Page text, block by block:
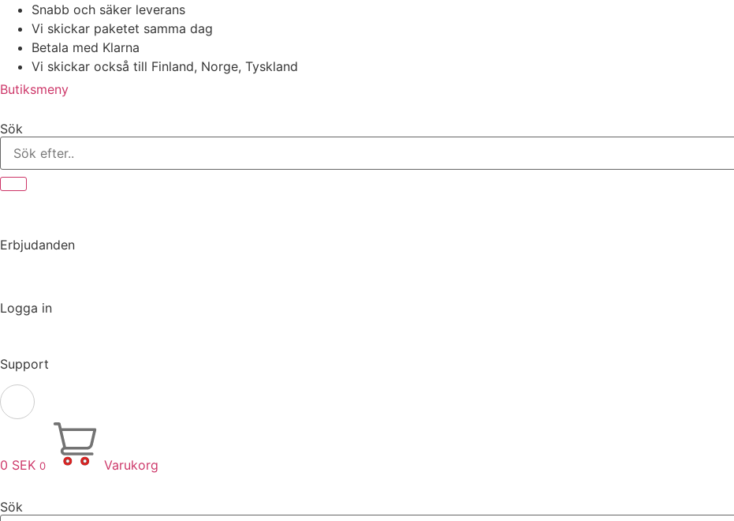
Hoppa
innehåll
Snabb och säker leverans
Vi skickar paketet samma dag
Betala med Klarna
Vi skickar också till Finland, Norge, Tyskland
Butiksmeny
Sök
Erbjudanden
Logga in
Support
0 SEK 0 Varukorg
Sök